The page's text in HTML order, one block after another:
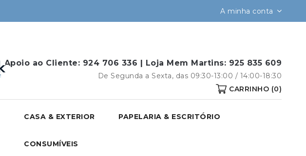
A minha conta
Apoio ao Cliente: 924 706 336 | Loja Mem Martins: 925 835 609
De Segunda a Sexta, das 09:30-13:00 / 14:00-18:30
CARRINHO (0)
CASA & EXTERIOR PAPELARIA & ESCRITÓRIO
CONSUMÍVEIS